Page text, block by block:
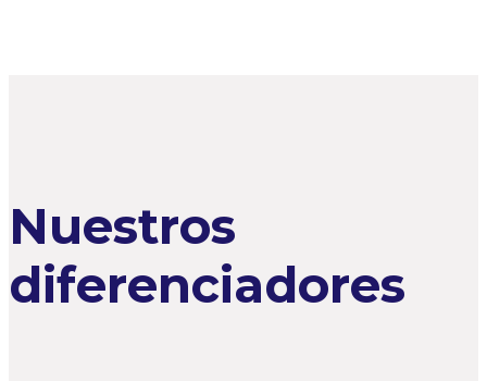
Nuestros
diferenciadores